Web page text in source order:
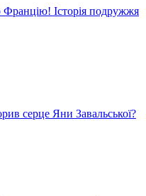
Історія подружжя
серце Яни Завальської?